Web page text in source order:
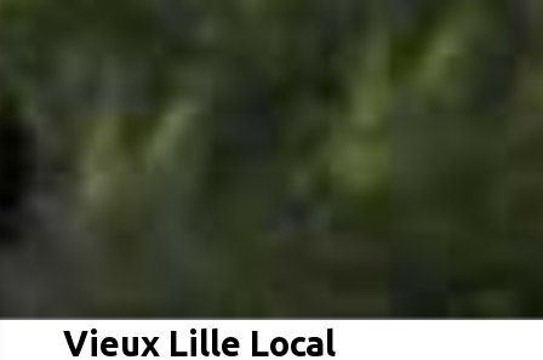
Vieux Lille Local